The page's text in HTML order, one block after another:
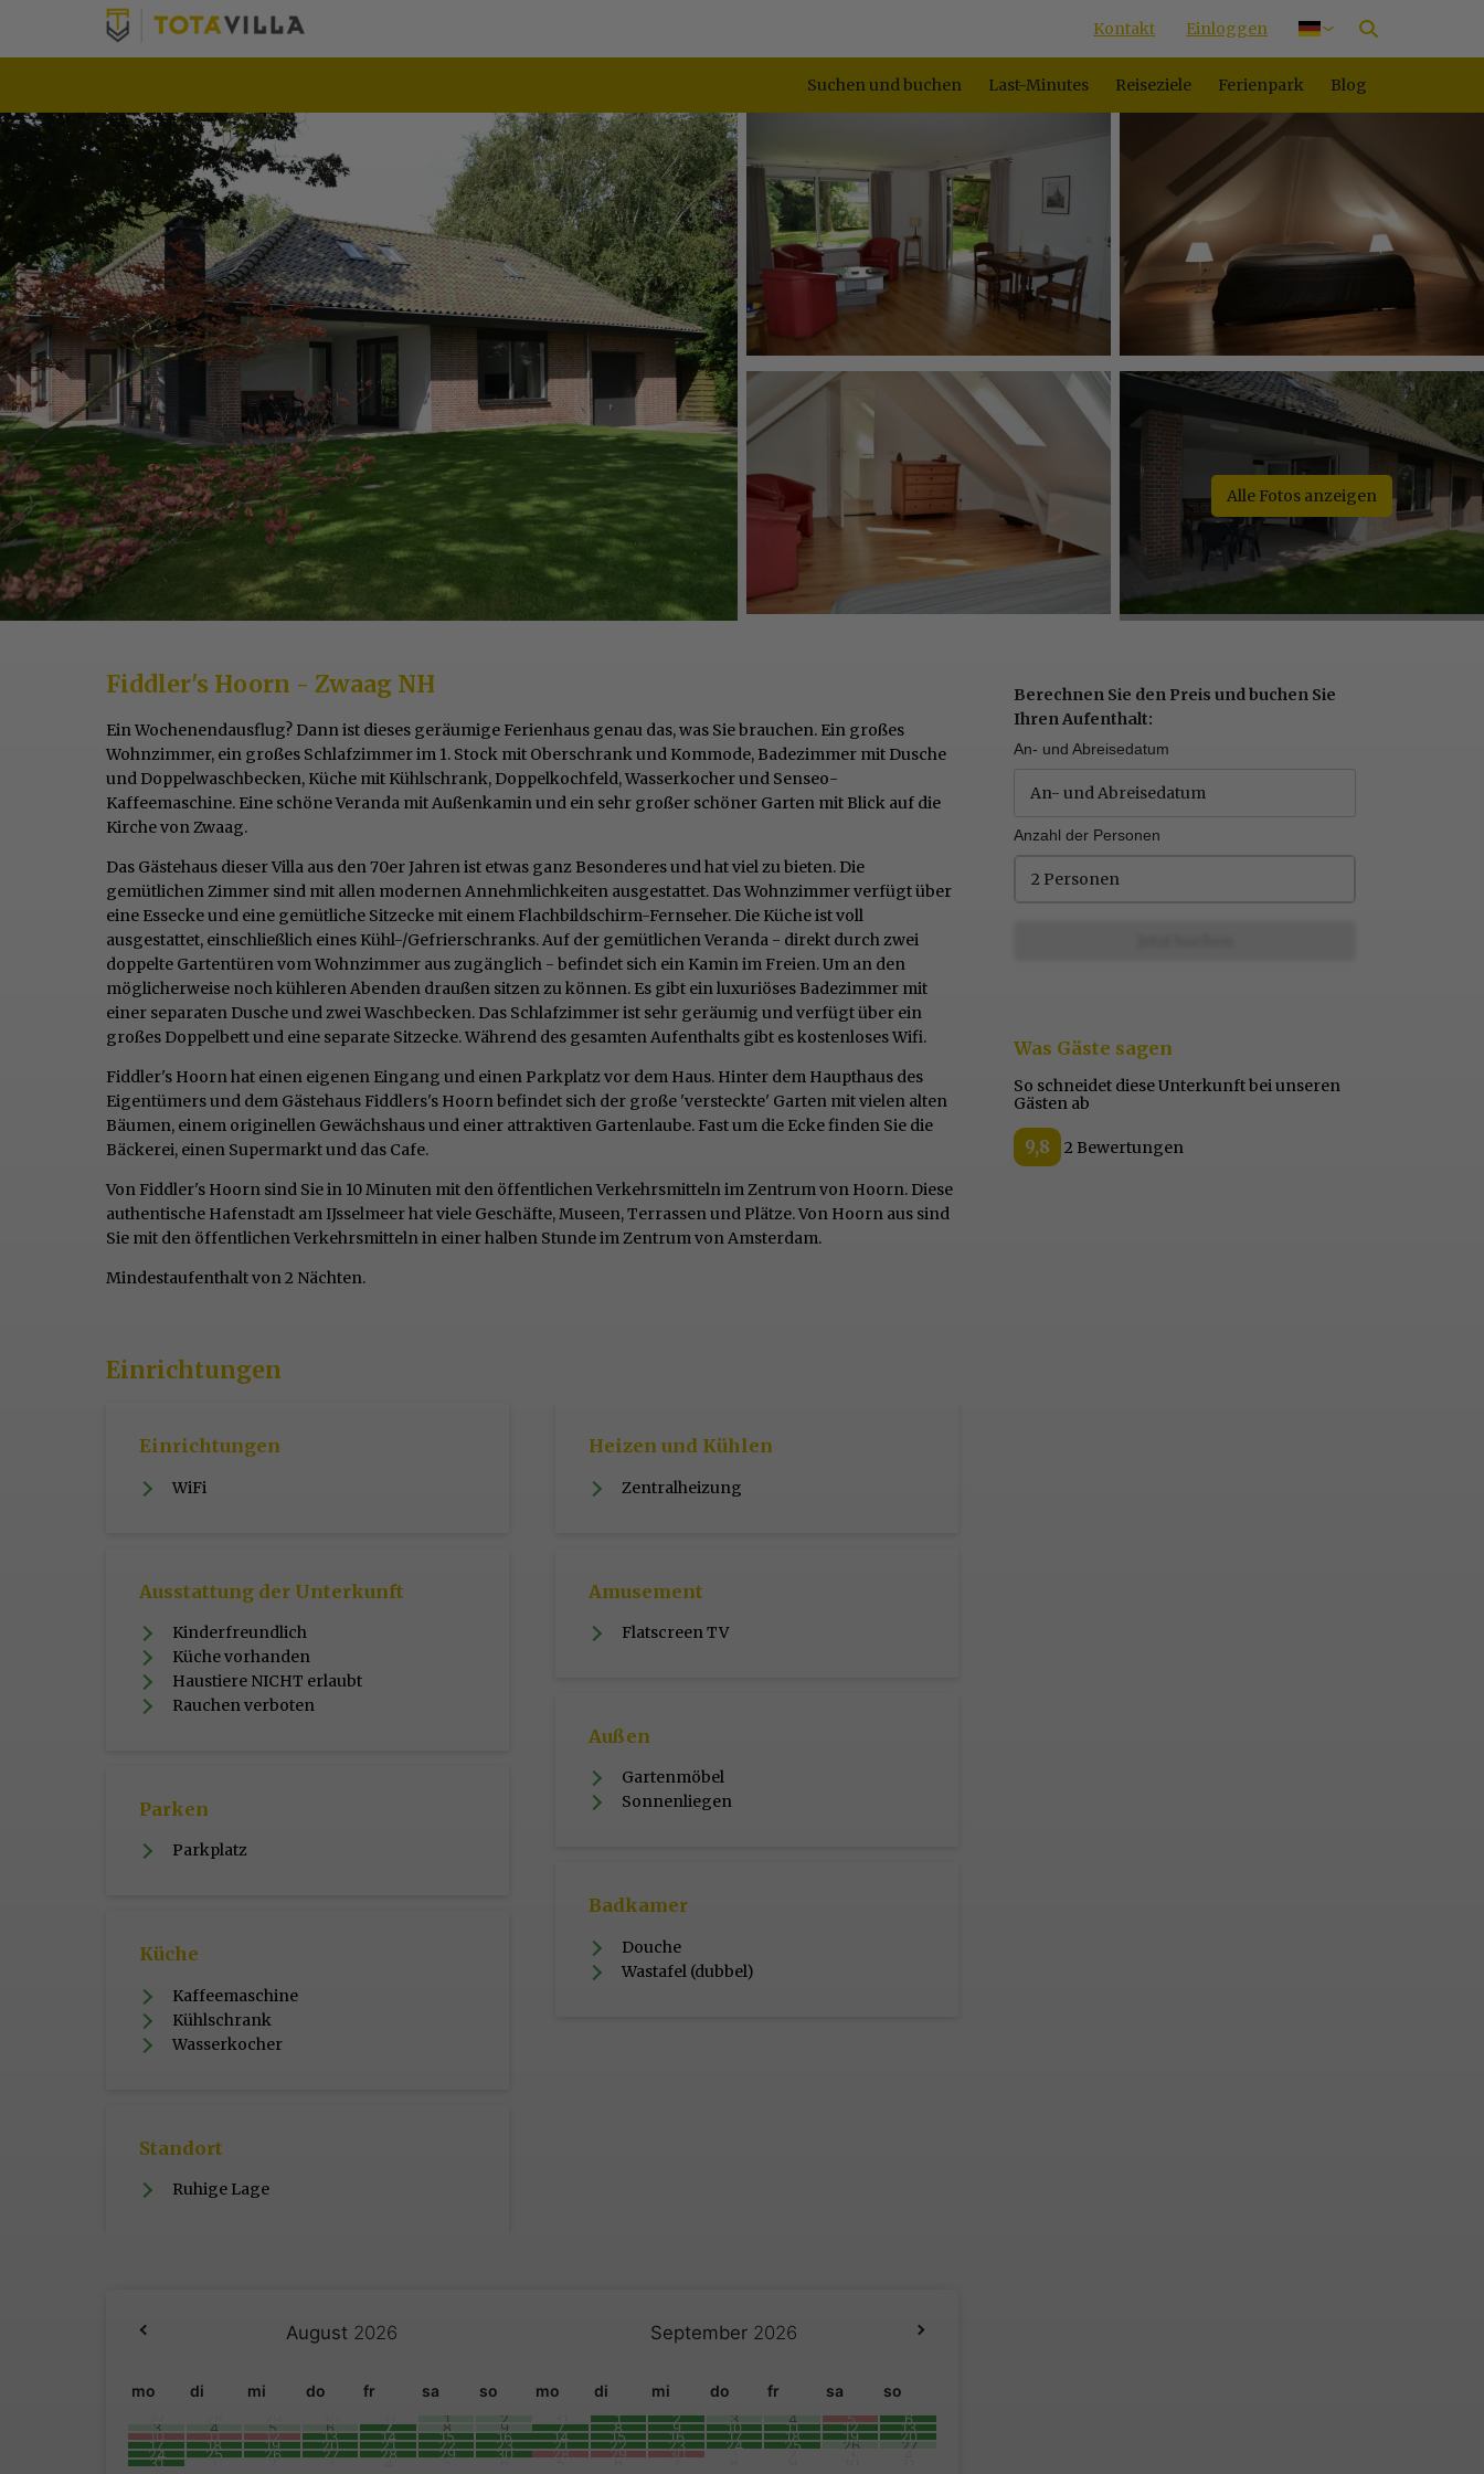
Kontakt Einloggen
Nederlands
English
Français
Suchen und buchen Last-Minutes Reiseziele Ferienpark Blog
Alle Fotos anzeigen
Fiddler's Hoorn - Zwaag NH
Ein Wochenendausflug? Dann ist dieses geräumige Ferienhaus genau das, was Sie brauchen. Ein großes
Wohnzimmer, ein großes Schlafzimmer im 1. Stock mit Oberschrank und Kommode, Badezimmer mit Dusche
und Doppelwaschbecken, Küche mit Kühlschrank, Doppelkochfeld, Wasserkocher und Senseo-
Kaffeemaschine. Eine schöne Veranda mit Außenkamin und ein sehr großer schöner Garten mit Blick auf die
Kirche von Zwaag.
Das Gästehaus dieser Villa aus den 70er Jahren ist etwas ganz Besonderes und hat viel zu bieten. Die
gemütlichen Zimmer sind mit allen modernen Annehmlichkeiten ausgestattet. Das Wohnzimmer verfügt über
eine Essecke und eine gemütliche Sitzecke mit einem Flachbildschirm-Fernseher. Die Küche ist voll
ausgestattet, einschließlich eines Kühl-/Gefrierschranks. Auf der gemütlichen Veranda - direkt durch zwei
doppelte Gartentüren vom Wohnzimmer aus zugänglich - befindet sich ein Kamin im Freien. Um an den
möglicherweise noch kühleren Abenden draußen sitzen zu können. Es gibt ein luxuriöses Badezimmer mit
einer separaten Dusche und zwei Waschbecken. Das Schlafzimmer ist sehr geräumig und verfügt über ein
großes Doppelbett und eine separate Sitzecke. Während des gesamten Aufenthalts gibt es kostenloses Wifi.
Fiddler's Hoorn hat einen eigenen Eingang und einen Parkplatz vor dem Haus. Hinter dem Haupthaus des
Eigentümers und dem Gästehaus Fiddlers's Hoorn befindet sich der große 'versteckte' Garten mit vielen alten
Bäumen, einem originellen Gewächshaus und einer attraktiven Gartenlaube. Fast um die Ecke finden Sie die
Bäckerei, einen Supermarkt und das Cafe.
Von Fiddler's Hoorn sind Sie in 10 Minuten mit den öffentlichen Verkehrsmitteln im Zentrum von Hoorn. Diese
authentische Hafenstadt am IJsselmeer hat viele Geschäfte, Museen, Terrassen und Plätze. Von Hoorn aus sind
Sie mit den öffentlichen Verkehrsmitteln in einer halben Stunde im Zentrum von Amsterdam.
Mindestaufenthalt von 2 Nächten.
Einrichtungen
Einrichtungen
WiFi
Ausstattung der Unterkunft
Kinderfreundlich
Küche vorhanden
Haustiere NICHT erlaubt
Rauchen verboten
Parken
Parkplatz
Küche
Kaffeemaschine
Kühlschrank
Wasserkocher
Standort
Ruhige Lage
Heizen und Kühlen
Zentralheizung
Amusement
Flatscreen TV
Außen
Gartenmöbel
Sonnenliegen
Badkamer
Douche
Wastafel (dubbel)
August 2026
mo di mi do fr sa so
1 2
3 4 5 6 7 8 9
10 11 12 13 14 15 16
17 18 19 20 21 22 23
24 25 26 27 28 29 30
31 1 2 3 4 5 6
September 2026
mo di mi do fr sa so
1 2 3 4 5 6
7 8 9 10 11 12 13
14 15 16 17 18 19 20
21 22 23 24 25 26 27
28 29 30 1 2 3 4
5 6 7
Berechnen Sie den Preis und buchen Sie
Ihren Aufenthalt:
An- und Abreisedatum
Anzahl der Personen
2 Personen
Was Gäste sagen
So schneidet diese Unterkunft bei unseren
Gästen ab
9,8 2 Bewertungen